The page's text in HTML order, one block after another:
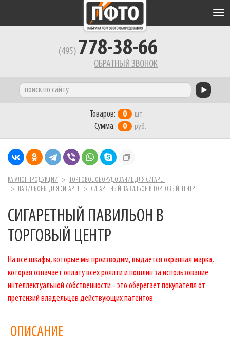
(495) 778-38-66
ОБРАТНЫЙ ЗВОНОК
Товаров: 0 шт.
Сумма: 0 руб.
КАТАЛОГ ПРОДУКЦИИ
ТОРГОВОЕ ОБОРУДОВАНИЕ ДЛЯ СИГАРЕТ
ПАВИЛЬОНЫ ДЛЯ СИГАРЕТ
СИГАРЕТНЫЙ ПАВИЛЬОН В ТОРГОВЫЙ ЦЕНТР
СИГАРЕТНЫЙ ПАВИЛЬОН В
ТОРГОВЫЙ ЦЕНТР
На все шкафы, которые мы производим, выдается охранная марка,
которая означает оплату всех роялти и пошлин за использование
интеллектуальной собственности - это оберегает покупателя от
претензий владельцев действующих патентов.
ОПИСАНИЕ